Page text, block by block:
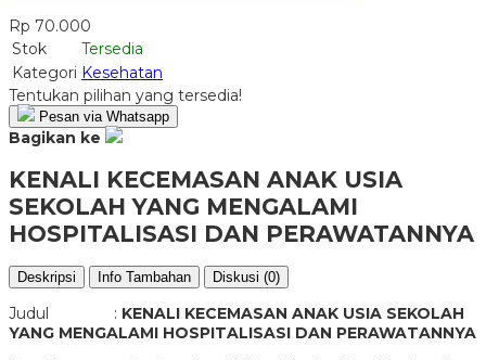
Rp 70.000
Stok
Tersedia
Kategori Kesehatan
Tentukan pilihan yang tersedia!
Pesan via Whatsapp
Bagikan ke
KENALI KECEMASAN ANAK USIA
SEKOLAH YANG MENGALAMI
HOSPITALISASI DAN PERAWATANNYA
Deskripsi Info Tambahan Diskusi (0)
Judul : KENALI KECEMASAN ANAK USIA SEKOLAH
YANG MENGALAMI HOSPITALISASI DAN PERAWATANNYA